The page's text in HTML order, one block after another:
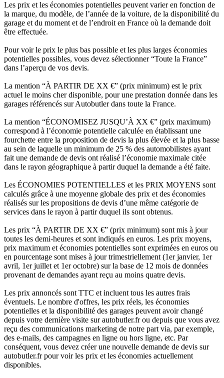
Les prix et les économies potentielles peuvent varier en fonction de
la marque, du modèle, de l’année de la voiture, de la disponibilité du
garage et du moment et de l’endroit en France où la demande doit
être effectuée.
Pour voir le prix le plus bas possible et les plus larges économies
potentielles possibles, vous devez sélectionner “Toute la France”
dans l’aperçu de vos devis.
La mention “À PARTIR DE XX €” (prix minimum) est le prix
actuel le moins cher disponible, pour une prestation donnée dans les
garages référencés sur Autobutler dans toute la France.
La mention “ÉCONOMISEZ JUSQU’À XX €” (prix maximum)
correspond à l’économie potentielle calculée en établissant une
fourchette entre la proposition de devis la plus élevée et la plus basse
au sein de laquelle un minimum de 25 % des automobilistes ayant
fait une demande de devis ont réalisé l’économie maximale citée
dans le rayon géographique à partir duquel la demande a été faite.
Les ÉCONOMIES POTENTIELLES et les PRIX MOYENS sont
calculés grâce à une moyenne globale des prix et des économies
réalisés sur les propositions de devis d’une même catégorie de
services dans le rayon à partir duquel ils sont obtenus.
Les prix “À PARTIR DE XX €” (prix minimum) sont mis à jour
toutes les demi-heures et sont indiqués en euros. Les prix moyens,
prix maximum et économies potentielles sont exprimées en euros ou
en pourcentage sont mises à jour trimestriellement (1er janvier, 1er
avril, 1er juillet et 1er octobre) sur la base de 12 mois de données
provenant de demandes ayant reçu au moins quatre devis.
Les prix annoncés sont TTC et incluent tous les autres frais
éventuels. Le nombre d'offres, les prix réels, les économies
potentielles et la disponibilité des garages peuvent avoir changé
depuis votre dernière visite sur autobutler.fr ou depuis que vous avez
reçu des communications marketing de notre part via, par exemple,
des e-mails, des campagnes en ligne ou hors ligne, etc. Par
conséquent, vous devez créer une nouvelle demande de devis sur
autobutler.fr pour voir les prix et les économies actuellement
disponibles.